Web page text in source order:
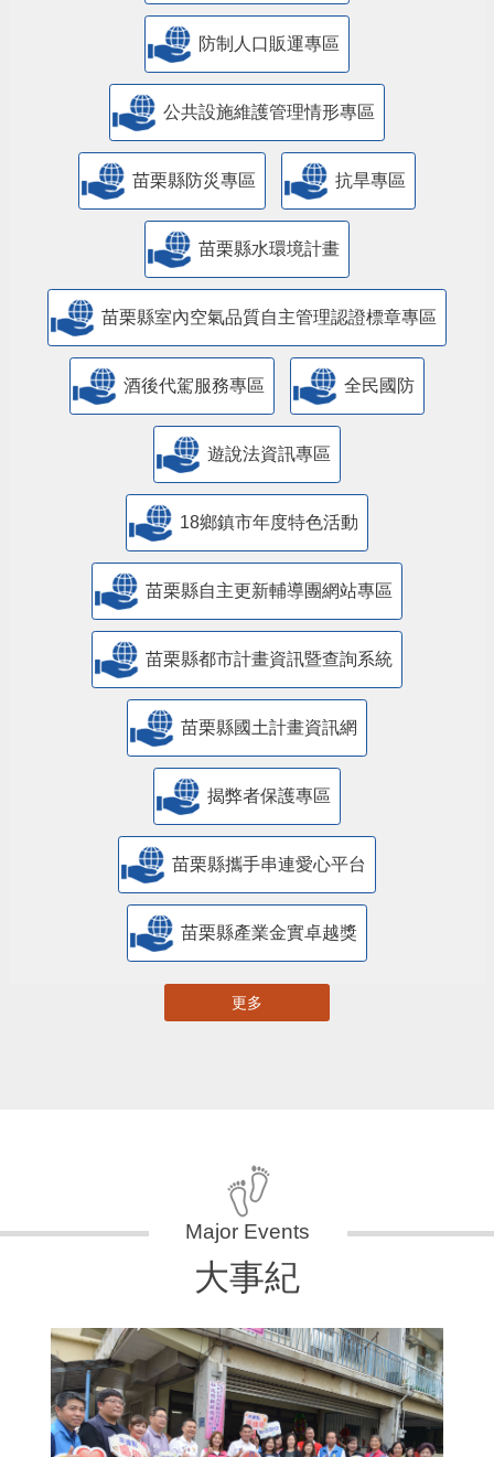
防制人口販運專區
​公共設施維護管理情形專區
苗栗縣防災專區 抗旱專區
苗栗縣水環境計畫
苗栗縣室內空氣品質自主管理認證標章專區
酒後代駕服務專區 全民國防
遊說法資訊專區
18鄉鎮市年度特色活動
苗栗縣自主更新輔導團網站專區
苗栗縣都市計畫資訊暨查詢系統
苗栗縣國土計畫資訊網
揭弊者保護專區
苗栗縣攜手串連愛心平台
苗栗縣產業金實卓越獎
更多
大事紀